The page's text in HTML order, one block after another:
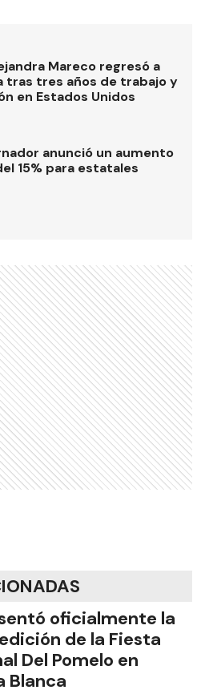
Mareco regresó a
tras tres años de trabajo y
en Estados Unidos
anunció un aumento
15% para estatales
oficialmente la
de la Fiesta
Del Pomelo en
Blanca